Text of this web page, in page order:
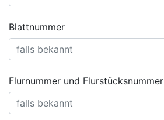
Blattnummer
Flurnummer und Flurstücksnummer